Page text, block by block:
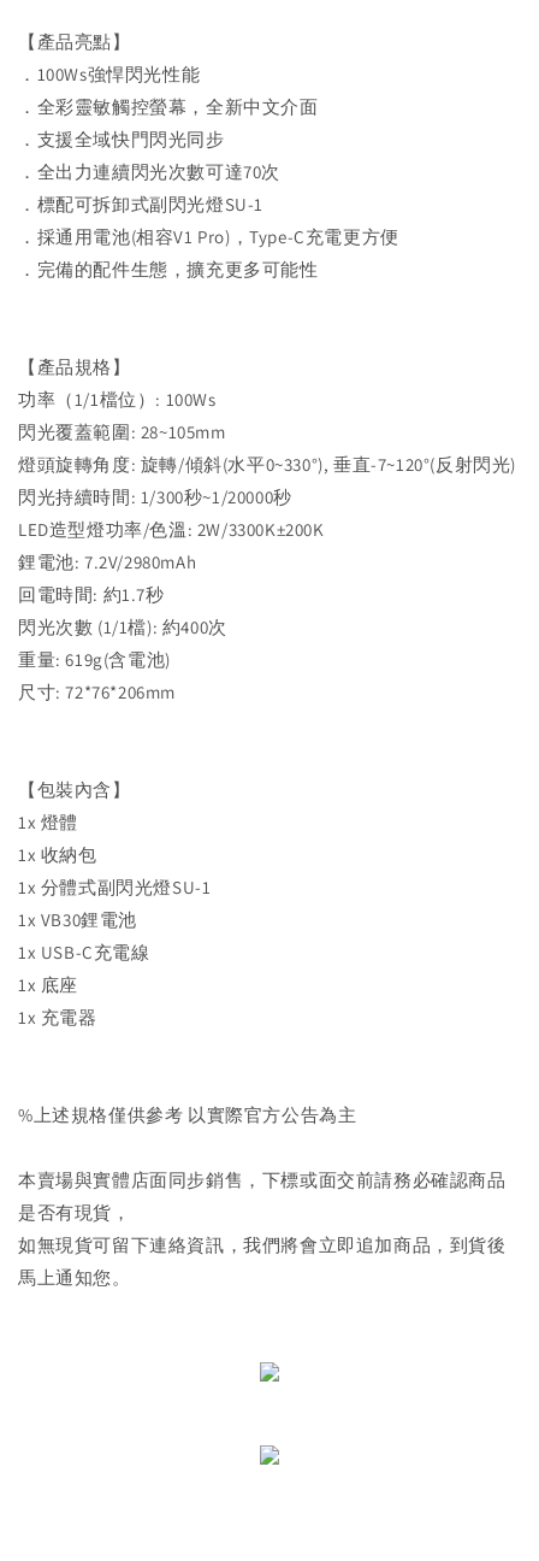
【產品亮點】
．100Ws強悍閃光性能
．全彩靈敏觸控螢幕，全新中文介面
．支援全域快門閃光同步
．全出力連續閃光次數可達70次
．標配可拆卸式副閃光燈SU-1
．採通用電池(相容V1 Pro)，Type-C充電更方便
．完備的配件生態，擴充更多可能性
【產品規格】
功率（1/1檔位）: 100Ws
閃光覆蓋範圍: 28~105mm
燈頭旋轉角度: 旋轉/傾斜(水平0~330°), 垂直-7~120°(反射閃光)
閃光持續時間: 1/300秒~1/20000秒
LED造型燈功率/色溫: 2W/3300K±200K
鋰電池: 7.2V/2980mAh
回電時間: 約1.7秒
閃光次數 (1/1檔): 約400次
重量: 619g(含電池)
尺寸: 72*76*206mm
【包裝內含】
1x 燈體
1x 收納包
1x 分體式副閃光燈SU-1
1x VB30鋰電池
1x USB-C充電線
1x 底座
1x 充電器
%上述規格僅供參考 以實際官方公告為主
本賣場與實體店面同步銷售，下標或面交前請務必確認商品
是否有現貨，
如無現貨可留下連絡資訊，我們將會立即追加商品，到貨後
馬上通知您。